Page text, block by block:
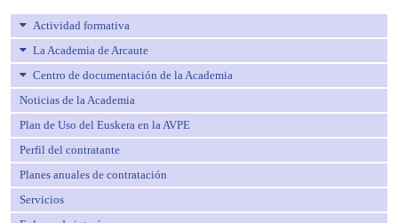
Actividad formativa
La Academia de Arcaute
Centro de documentación de la Academia
Noticias de la Academia
Plan de Uso del Euskera en la AVPE
Perfil del contratante
Planes anuales de contratación
Servicios